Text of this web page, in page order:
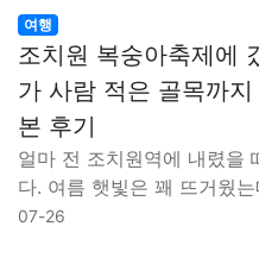
여행
조치원 복숭아축제에
가 사람 적은 골목까지
본 후기
얼마 전 조치원역에 내렸을
다. 여름 햇빛은 꽤 뜨거웠
07-26